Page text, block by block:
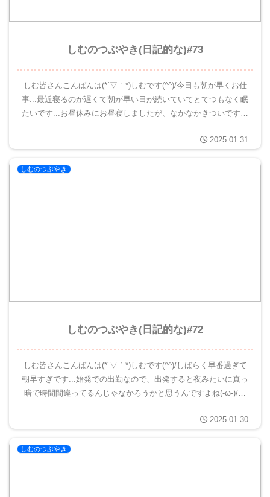
しむのつぶやき(日記的な)#73
しむ皆さんこんばんは(*´▽｀*)しむです(^^)/今日も朝が早くお仕
事...最近寝るのが遅くて朝が早い日が続いていてとてつもなく眠
たいです...お昼休みにお昼寝しましたが、なかなかきついですね
2025.01.31
しむのつぶやき
しむのつぶやき(日記的な)#72
しむ皆さんこんばんは(*´▽｀*)しむです(^^)/しばらく早番過ぎて
朝早すぎです...始発での出勤なので、出発すると夜みたいに真っ
暗で時間間違ってるんじゃなかろうかと思うんですよね(-ω-)/朝
2025.01.30
しむのつぶやき